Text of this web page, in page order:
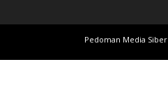
Pedoman Media Siber